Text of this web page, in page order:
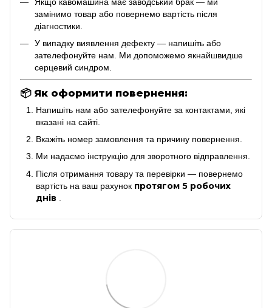
замінимо товар або повернемо вартість після
діагностики.
У випадку виявлення дефекту — напишіть або
зателефонуйте нам. Ми допоможемо якнайшвидше
серцевий синдром.
📦Як оформити повернення:
Напишіть нам або зателефонуйте за контактами, які
вказані на сайті.
Вкажіть номер замовлення та причину повернення.
Ми надаємо інструкцію для зворотного відправлення.
Після отримання товару та перевірки — повернемо
вартість на ваш рахунок протягом 5 робочих
днів